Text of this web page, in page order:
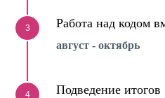
3 Работа над кодом
август - октябрь
4 Подведение итогов